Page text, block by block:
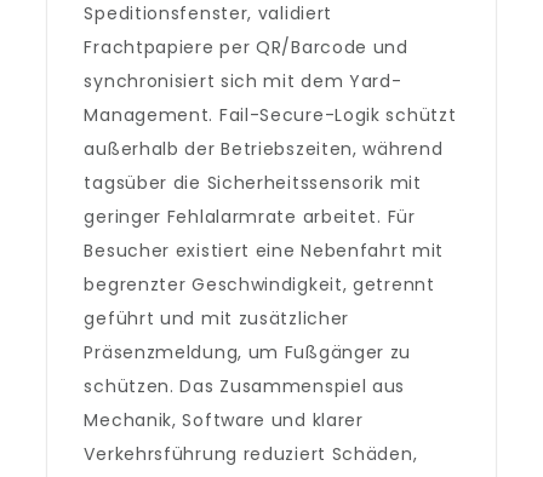
Speditionsfenster, validiert
Frachtpapiere per QR/Barcode und
synchronisiert sich mit dem Yard-
Management. Fail-Secure-Logik schützt
außerhalb der Betriebszeiten, während
tagsüber die Sicherheitssensorik mit
geringer Fehlalarmrate arbeitet. Für
Besucher existiert eine Nebenfahrt mit
begrenzter Geschwindigkeit, getrennt
geführt und mit zusätzlicher
Präsenzmeldung, um Fußgänger zu
schützen. Das Zusammenspiel aus
Mechanik, Software und klarer
Verkehrsführung reduziert Schäden,